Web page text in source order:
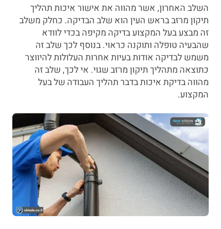
השלב האחרון, אשר מהווה את אישור איכות תהליך
תיקון מרזב בראש העין הוא שלב הבדיקה. כחלק משלב
זה מבצע בעל המקצוע בדיקה מקיפה בכדי לוודא
שהבעיה טופלה ותוקנה כראוי. בנוסף לכך שלב זה
משמש לבדיקה אודות בעיות אחרות העלולות להיווצר
כתוצאה מתהליך תיקון מרזב שגוי. אי לכך, שלב זה
מהווה בדיקת איכות בדבר תהליך העבודה של בעל
המקצוע.